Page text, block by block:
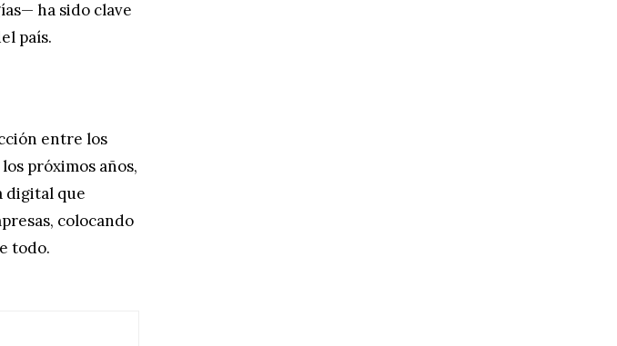
ha sido clave
país.
entre los
próximos años,
digital que
colocando
todo.